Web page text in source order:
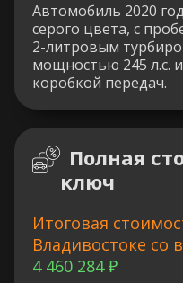
Автомобиль 2020
серого цвета, с
2-литровым
мощностью 245 л.с.
коробкой передач.
Полная
ключ
Итоговая
Владивостоке со
4 460 284 ₽